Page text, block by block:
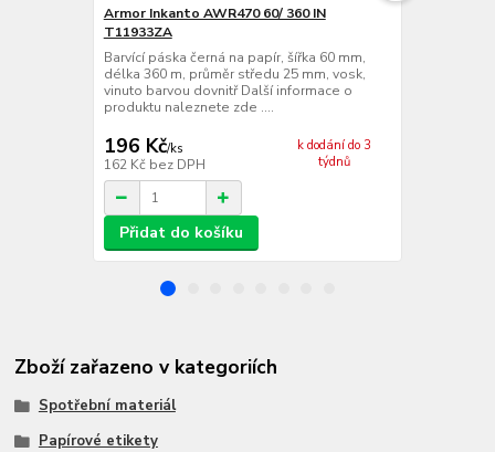
Armor Inkanto AWR470 60/ 360 IN
T11933ZA
Barvící páska černá na papír, šířka 60 mm,
délka 360 m, průměr středu 25 mm, vosk,
vinuto barvou dovnitř Další informace o
produktu naleznete zde ....
196 Kč/ks
162 Kč bez DPH
k dodání do 3
týdnů
Přidat do košíku
Zboží zařazeno v kategoriích
Spotřební materiál
Papírové etikety